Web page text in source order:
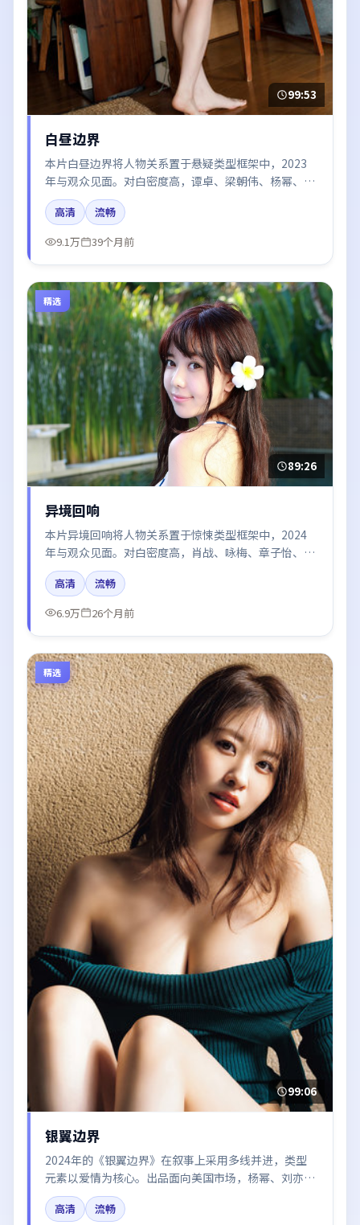
99:53
白昼边界
本片白昼边界将人物关系置于悬疑类型框架中，2023
年与观众见面。对白密度高，谭卓、梁朝伟、杨幂、胡
歌、易烊千玺的台词节奏值得关注；整体气质偏泰国都
市与冷色调摄影。
高清
流畅
9.1万
39个月前
精选
89:26
异境回响
本片异境回响将人物关系置于惊悚类型框架中，2024
年与观众见面。对白密度高，肖战、咏梅、章子怡、河
正宇、倪妮的台词节奏值得关注；整体气质偏中国香港
都市与冷色调摄影。
高清
流畅
6.9万
26个月前
精选
99:06
银翼边界
2024年的《银翼边界》在叙事上采用多线并进，类型
元素以爱情为核心。出品面向美国市场，杨幂、刘亦
菲、白宇、赵丽颖、沈腾所饰角色推动关键反转，结尾
留白引发讨论。
高清
流畅